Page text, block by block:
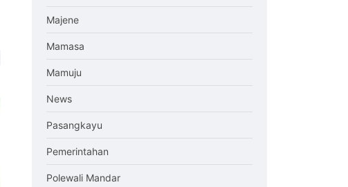
Majene
Mamasa
Mamuju
News
Pasangkayu
Pemerintahan
Polewali Mandar